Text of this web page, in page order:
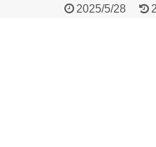
2025/5/28